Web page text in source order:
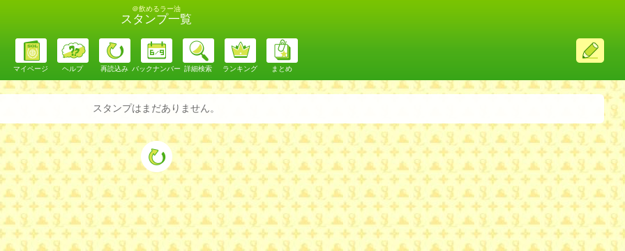
＠飲めるラー油
スタンプ一覧
ス
レ
投
マイページ ヘルプ 再読込み バックナンバー 詳細検索 ランキング まとめ
スタンプはまだありません。